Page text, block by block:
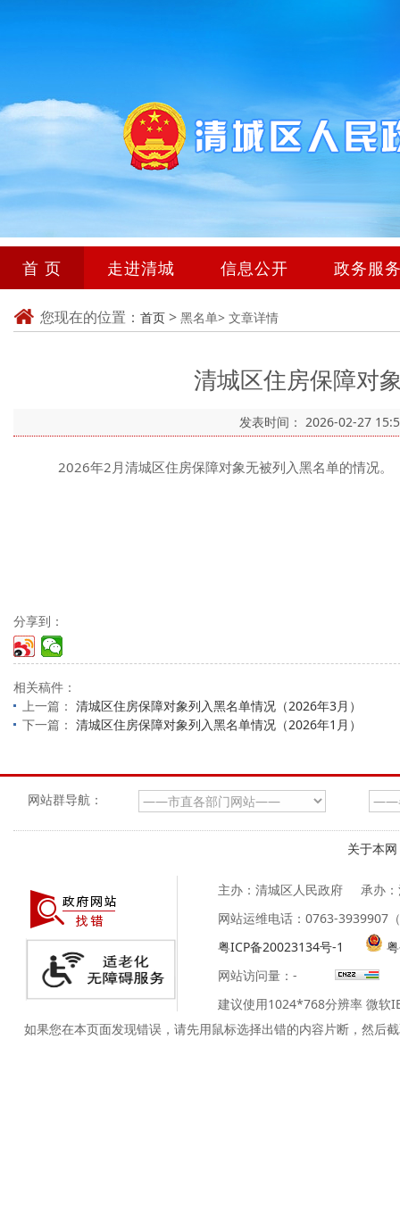
首 页 走进清城 信息公开 政务服
您现在的位置： 首页 > 黑名单> 文章详情
清城区住房保障对
发表时间： 2026-02-27
2026年2月清城区住房保障对象无被列入黑名单的情况。
分享到：
相关稿件：
上一篇： 清城区住房保障对象列入黑名单情况（2026年3月）
下一篇： 清城区住房保障对象列入黑名单情况（2026年1月）
网站群导航：
关于本网
主办：清城区人民政府
承办
网站运维电话：0763-3939907
粤ICP备20023134号-1
网站访问量： -
建议使用1024*768分辨率 微软
如果您在本页面发现错误，请先用鼠标选择出错的内容片断，然后